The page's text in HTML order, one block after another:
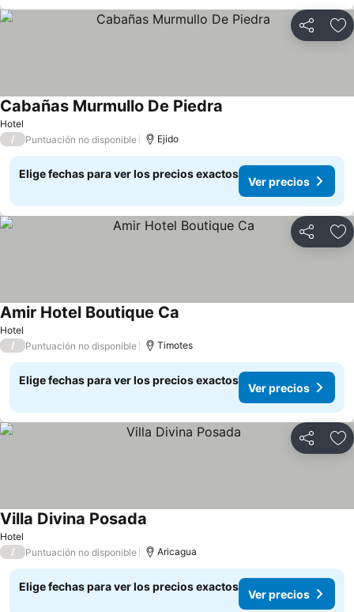
Compartir
Hotel
Cabañas Murmullo De Piedra
/ Puntuación no disponible Ejido
Elige fechas para ver los precios exactos
Ver precios
Compartir
Hotel
Amir Hotel Boutique Ca
/ Puntuación no disponible Timotes
Elige fechas para ver los precios exactos
Ver precios
Compartir
Hotel
Villa Divina Posada
/ Puntuación no disponible Aricagua
Elige fechas para ver los precios exactos
Ver precios